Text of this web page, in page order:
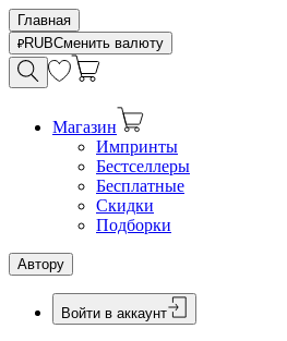
Главная
RUBСменить валюту
Магазин
Импринты
Бестселлеры
Бесплатные
Скидки
Подборки
Автору
Войти в аккаунт